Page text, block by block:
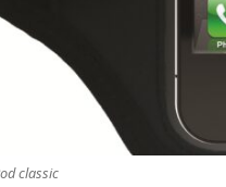
classic